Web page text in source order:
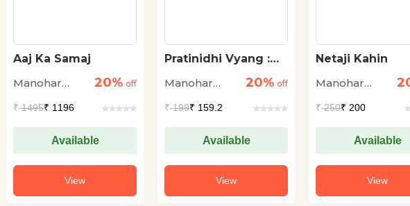
Aaj Ka Samaj
Manohar
20% off
₹1495₹ 1196
Available
View
Pratinidhi Vyang :
Joshi
Manohar
20% off
₹199₹ 159.2
Available
View
Netaji Kahin
Manohar
₹250₹ 200
Available
View